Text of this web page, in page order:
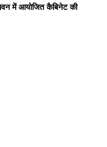
में आयोजित कैबिनेट की